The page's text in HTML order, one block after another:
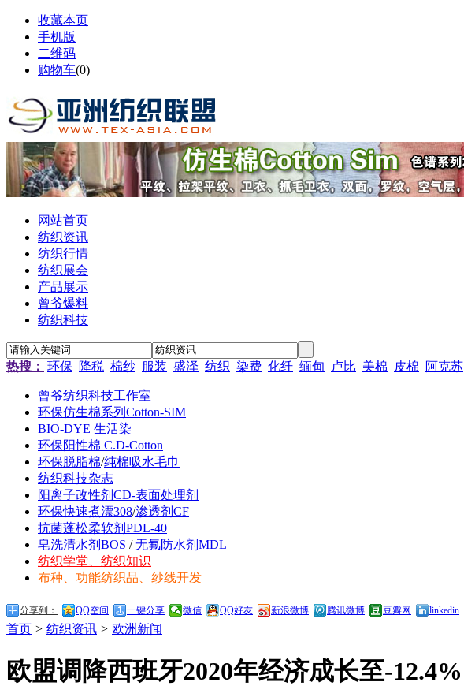
收藏本页
手机版
二维码
购物车(0)
网站首页
纺织资讯
纺织行情
纺织展会
产品展示
曾爷爆料
纺织科技
热搜： 环保 降税 棉纱 服装 盛泽 纺织 染费 化纤 缅甸 卢比 美棉 皮棉 阿克苏
曾爷纺织科技工作室
环保仿生棉系列Cotton-SIM
BIO-DYE 生活染
环保阳性棉 C.D-Cotton
环保脱脂棉/纯棉吸水毛巾
纺织科技杂志
阳离子改性剂CD-表面处理剂
环保快速煮漂308/渗透剂CF
抗菌蓬松柔软剂PDL-40
皂洗清水剂BOS /无氟防水剂MDL
纺织学堂、纺织知识
布种、功能纺织品、纱线开发
分享到： QQ空间 一键分享 微信 QQ好友 新浪微博 腾讯微博 豆瓣网 linkedin
首页 > 纺织资讯 > 欧洲新闻
欧盟调降西班牙2020年经济成长至-12.4%